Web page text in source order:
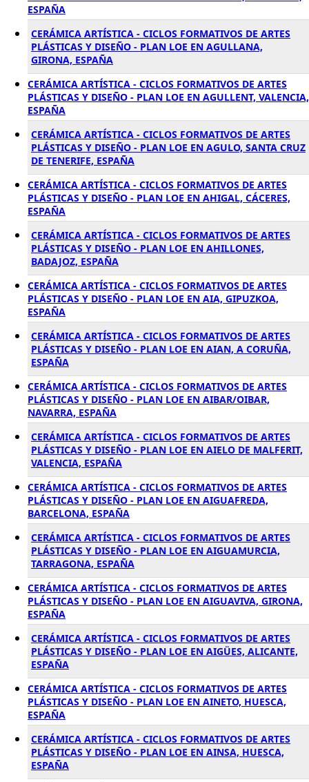
ESPAÑA
CERÁMICA ARTÍSTICA - CICLOS FORMATIVOS DE ARTES
PLÁSTICAS Y DISEÑO - PLAN LOE EN AGULLANA,
GIRONA, ESPAÑA
CERÁMICA ARTÍSTICA - CICLOS FORMATIVOS DE ARTES
PLÁSTICAS Y DISEÑO - PLAN LOE EN AGULLENT, VALENCIA,
ESPAÑA
CERÁMICA ARTÍSTICA - CICLOS FORMATIVOS DE ARTES
PLÁSTICAS Y DISEÑO - PLAN LOE EN AGULO, SANTA CRUZ
DE TENERIFE, ESPAÑA
CERÁMICA ARTÍSTICA - CICLOS FORMATIVOS DE ARTES
PLÁSTICAS Y DISEÑO - PLAN LOE EN AHIGAL, CÁCERES,
ESPAÑA
CERÁMICA ARTÍSTICA - CICLOS FORMATIVOS DE ARTES
PLÁSTICAS Y DISEÑO - PLAN LOE EN AHILLONES,
BADAJOZ, ESPAÑA
CERÁMICA ARTÍSTICA - CICLOS FORMATIVOS DE ARTES
PLÁSTICAS Y DISEÑO - PLAN LOE EN AIA, GIPUZKOA,
ESPAÑA
CERÁMICA ARTÍSTICA - CICLOS FORMATIVOS DE ARTES
PLÁSTICAS Y DISEÑO - PLAN LOE EN AIAN, A CORUÑA,
ESPAÑA
CERÁMICA ARTÍSTICA - CICLOS FORMATIVOS DE ARTES
PLÁSTICAS Y DISEÑO - PLAN LOE EN AIBAR/OIBAR,
NAVARRA, ESPAÑA
CERÁMICA ARTÍSTICA - CICLOS FORMATIVOS DE ARTES
PLÁSTICAS Y DISEÑO - PLAN LOE EN AIELO DE MALFERIT,
VALENCIA, ESPAÑA
CERÁMICA ARTÍSTICA - CICLOS FORMATIVOS DE ARTES
PLÁSTICAS Y DISEÑO - PLAN LOE EN AIGUAFREDA,
BARCELONA, ESPAÑA
CERÁMICA ARTÍSTICA - CICLOS FORMATIVOS DE ARTES
PLÁSTICAS Y DISEÑO - PLAN LOE EN AIGUAMURCIA,
TARRAGONA, ESPAÑA
CERÁMICA ARTÍSTICA - CICLOS FORMATIVOS DE ARTES
PLÁSTICAS Y DISEÑO - PLAN LOE EN AIGUAVIVA, GIRONA,
ESPAÑA
CERÁMICA ARTÍSTICA - CICLOS FORMATIVOS DE ARTES
PLÁSTICAS Y DISEÑO - PLAN LOE EN AIGÜES, ALICANTE,
ESPAÑA
CERÁMICA ARTÍSTICA - CICLOS FORMATIVOS DE ARTES
PLÁSTICAS Y DISEÑO - PLAN LOE EN AINETO, HUESCA,
ESPAÑA
CERÁMICA ARTÍSTICA - CICLOS FORMATIVOS DE ARTES
PLÁSTICAS Y DISEÑO - PLAN LOE EN AINSA, HUESCA,
ESPAÑA